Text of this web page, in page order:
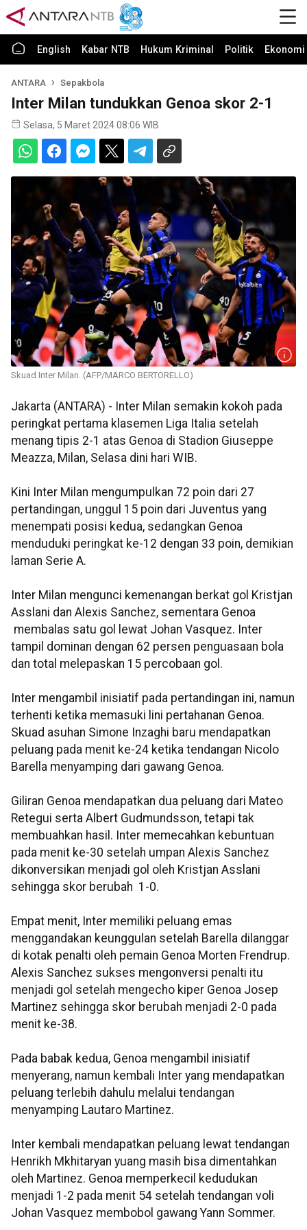
English Kabar NTB Hukum Kriminal Politik
ANTARA Sepakbola
Inter Milan tundukkan Genoa skor 2-1
Selasa, 5 Maret 2024 08:06 WIB
Skuad Inter Milan. (AFP/MARCO BERTORELLO)
Jakarta (ANTARA) - Inter Milan semakin kokoh pada
peringkat pertama klasemen Liga Italia setelah
menang tipis 2-1 atas Genoa di Stadion Giuseppe
Meazza, Milan, Selasa dini hari WIB.
Kini Inter Milan mengumpulkan 72 poin dari 27
pertandingan, unggul 15 poin dari Juventus yang
menempati posisi kedua, sedangkan Genoa
menduduki peringkat ke-12 dengan 33 poin, demikian
laman Serie A.
Inter Milan mengunci kemenangan berkat gol Kristjan
Asslani dan Alexis Sanchez, sementara Genoa
membalas satu gol lewat Johan Vasquez. Inter
tampil dominan dengan 62 persen penguasaan bola
dan total melepaskan 15 percobaan gol.
Inter mengambil inisiatif pada pertandingan ini, namun
terhenti ketika memasuki lini pertahanan Genoa.
Skuad asuhan Simone Inzaghi baru mendapatkan
peluang pada menit ke-24 ketika tendangan Nicolo
Barella menyamping dari gawang Genoa.
Giliran Genoa mendapatkan dua peluang dari Mateo
Retegui serta Albert Gudmundsson, tetapi tak
membuahkan hasil. Inter memecahkan kebuntuan
pada menit ke-30 setelah umpan Alexis Sanchez
dikonversikan menjadi gol oleh Kristjan Asslani
sehingga skor berubah 1-0.
Empat menit, Inter memiliki peluang emas
menggandakan keunggulan setelah Barella dilanggar
di kotak penalti oleh pemain Genoa Morten Frendrup.
Alexis Sanchez sukses mengonversi penalti itu
menjadi gol setelah mengecho kiper Genoa Josep
Martinez sehingga skor berubah menjadi 2-0 pada
menit ke-38.
Pada babak kedua, Genoa mengambil inisiatif
menyerang, namun kembali Inter yang mendapatkan
peluang terlebih dahulu melalui tendangan
menyamping Lautaro Martinez.
Inter kembali mendapatkan peluang lewat tendangan
Henrikh Mkhitaryan yuang masih bisa dimentahkan
oleh Martinez. Genoa memperkecil kedudukan
menjadi 1-2 pada menit 54 setelah tendangan voli
Johan Vasquez membobol gawang Yann Sommer.